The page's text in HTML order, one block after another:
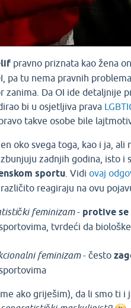
pravno priznata kao žena
pa tu nema pravnih
zanima. Da OI ide detaljnije
bi u osjetljiva prava
takve osobe bile
oko svega toga, kao i ja, ali
zadnjih godina, isto i
sportu . Vidiovaj
reagiraju na ovu
feminizam- protive se
tvrdeći da
feminizam- često
ako griješim), da li smo ti i